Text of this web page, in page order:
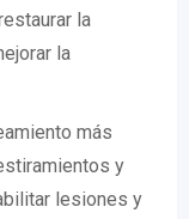
la
la
más
y
lesiones y